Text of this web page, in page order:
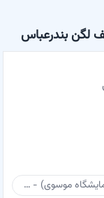
لگن بندرعباس
بندرعباس - نرسیده به چهارراه مرادی- پویش ۹ (آزمایشگاه موسوی) - ساختمان پزشکان نگین - طبقه ۴ - سونوگرافی دکتر عباسی